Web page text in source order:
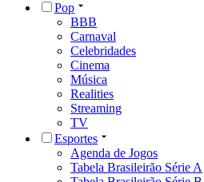
Pop
BBB
Carnaval
Celebridades
Cinema
Música
Realities
Streaming
TV
Esportes
Agenda de Jogos
Tabela Brasileirão Série A